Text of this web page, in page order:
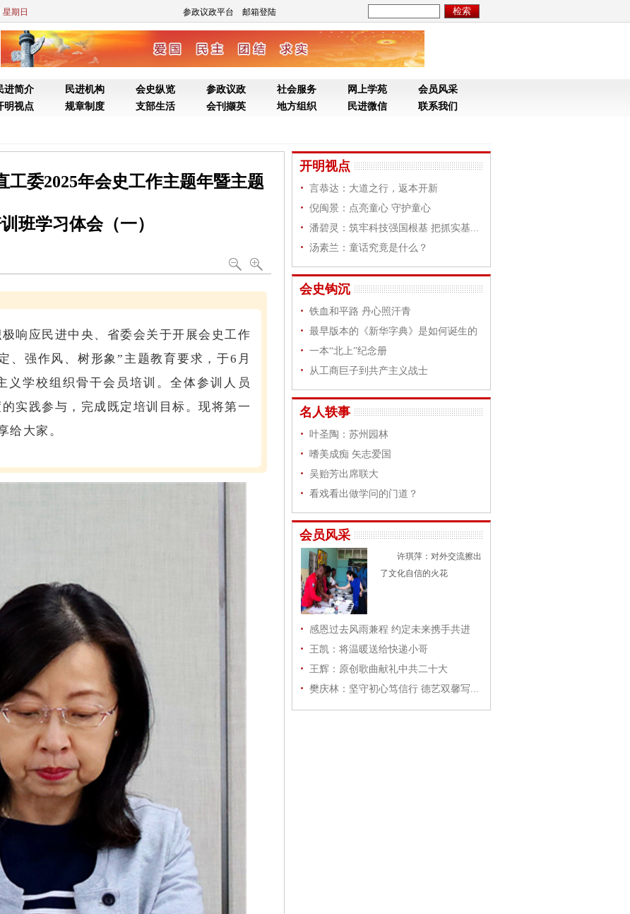
星期日 参政议政平台 邮箱登陆
进简介 民进机构 会史纵览 参政议政 社会服务 网上学苑
会员风采
明视点 规章制度 支部生活 会刊撷英 地方组织 民进微信 联系我们
工委2025年会史工作主题年暨主题
班学习体会（一）
应民进中央、省委会关于开展会史工作
、强作风、树形象”主题教育要求，于6月
义学校组织骨干会员培训。全体参训人员
实践参与，完成既定培训目标。现将第一
给大家。
开明视点
言恭达：大道之行，返本开新
倪闽景：点亮童心 守护童心
潘碧灵：筑牢科技强国根基 把抓实基...
汤素兰：童话究竟是什么？
会史钩沉
铁血和平路 丹心照汗青
最早版本的《新华字典》是如何诞生的
一本“北上”纪念册
从工商巨子到共产主义战士
名人轶事
叶圣陶：苏州园林
嗜美成痴 矢志爱国
吴贻芳出席联大
看戏看出做学问的门道？
会员风采
许琪萍：对外交流擦出
了文化自信的火花
感恩过去风雨兼程 约定未来携手共进
王凯：将温暖送给快递小哥
王辉：原创歌曲献礼中共二十大
樊庆林：坚守初心笃信行 德艺双馨写...